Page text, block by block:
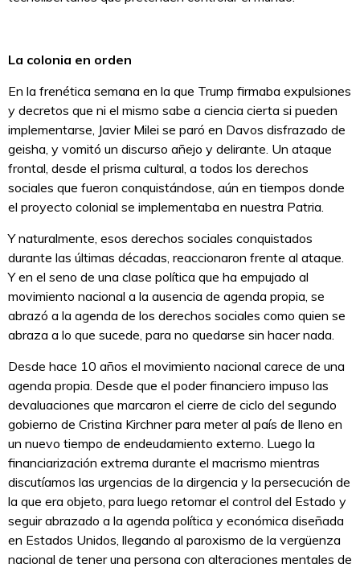
La colonia en orden
En la frenética semana en la que Trump firmaba expulsiones
y decretos que ni el mismo sabe a ciencia cierta si pueden
implementarse, Javier Milei se paró en Davos disfrazado de
geisha, y vomitó un discurso añejo y delirante. Un ataque
frontal, desde el prisma cultural, a todos los derechos
sociales que fueron conquistándose, aún en tiempos donde
el proyecto colonial se implementaba en nuestra Patria.
Y naturalmente, esos derechos sociales conquistados
durante las últimas décadas, reaccionaron frente al ataque.
Y en el seno de una clase política que ha empujado al
movimiento nacional a la ausencia de agenda propia, se
abrazó a la agenda de los derechos sociales como quien se
abraza a lo que sucede, para no quedarse sin hacer nada.
Desde hace 10 años el movimiento nacional carece de una
agenda propia. Desde que el poder financiero impuso las
devaluaciones que marcaron el cierre de ciclo del segundo
gobierno de Cristina Kirchner para meter al país de lleno en
un nuevo tiempo de endeudamiento externo. Luego la
financiarización extrema durante el macrismo mientras
discutíamos las urgencias de la dirgencia y la persecución de
la que era objeto, para luego retomar el control del Estado y
seguir abrazado a la agenda política y económica diseñada
en Estados Unidos, llegando al paroxismo de la vergüenza
nacional de tener una persona con alteraciones mentales de